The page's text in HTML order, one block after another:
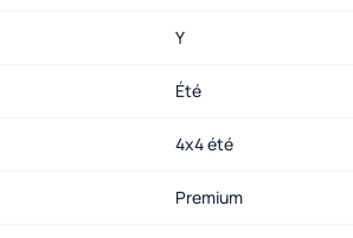
Y
Été
4x4 été
Premium